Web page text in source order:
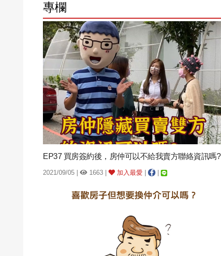
專欄
EP37 買房簽約後，房仲可以不給我賣方聯絡資訊嗎?
2021/09/05 | 1663 | 加入最愛